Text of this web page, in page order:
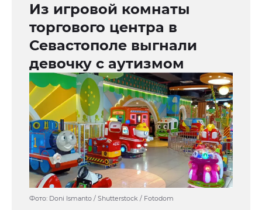
Из игровой комнаты
торгового центра в
Севастополе выгнали
девочку с аутизмом
Фото: Doni Ismanto / Shutterstock / Fotodom